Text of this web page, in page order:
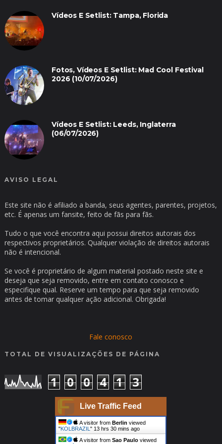
Vídeos E Setlist: Tampa, Florida
Fotos, Vídeos E Setlist: Mad Cool Festival
2026 (10/07/2026)
Vídeos E Setlist: Leeds, Inglaterra
(06/07/2026)
AVISO LEGAL
Este site não é afiliado a banda, seus agentes, parentes, projetos,
etc. É apenas um fansite, feito de fãs para fãs.
Tudo o que você encontra aqui possui direitos autorais dos
respectivos proprietários. Qualquer violação de direitos autorais
não é intencional.
Se você é proprietário de algum material postado neste site e
deseja que seja removido, entre em contato conosco e
especifique qual. Reserve um tempo para que seja removido
antes de tomar qualquer ação adicional. Obrigada!
Fale conosco
TOTAL DE VISUALIZAÇÕES DE PÁGINA
1 0 0 4 1 3
Live Traffic Feed
A visitor fromBerlin viewed
"KOLBRAZIL" 13 hrs 30 mins ago
A visitor fromSao Paulo viewed